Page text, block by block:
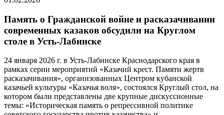
Память о Гражданской войне и расказачивании
современных казаков обсудили на Круглом
столе в Усть-Лабинске
24 января 2026 г. в Усть-Лабинске Краснодарского края в
рамках серии мероприятий «Казачий крест. Памяти жертв
расказачивания», организованных Центром кубанской
казачьей культуры «Казачья воля», состоялся Круглый стол, на
котором были представлены две крупные дискуссионные
темы: «Историческая память о репрессивной политике